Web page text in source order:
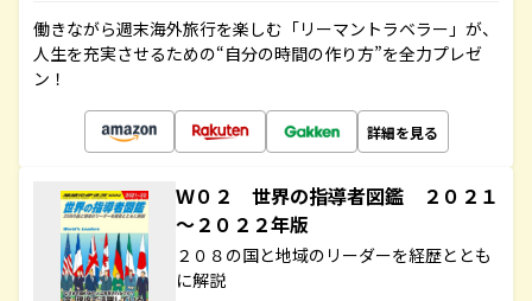
働きながら週末海外旅行を楽しむ「リーマントラベラー」が、
人生を充実させるための“自分の時間の作り方”を全力プレゼ
ン！
詳細を見る
Ｗ０２ 世界の指導者図鑑 ２０２１
～２０２２年版
２０８の国と地域のリーダーを経歴ととも
に解説